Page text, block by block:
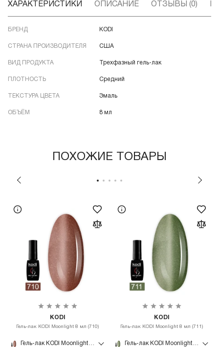
ХАРАКТЕРИСТИКИ ОПИСАНИЕ ОТЗЫВЫ (0)
БРЕНД KODI
СТРАНА ПРОИЗВОДИТЕЛЯ США
ВИД ПРОДУКТА Трехфазный гель-лак
ПЛОТНОСТЬ Средний
ТЕКСТУРА ЦВЕТА Эмаль
ОБЪЁМ 8 мл
ПОХОЖИЕ ТОВАРЫ
KODI
Гель-лак KODI Moonlight 8 мл (710)
Гель-лак KODI Moonlight 8 мл (710)
KODI
Гель-лак KODI Moonlight 8 мл (711)
Гель-лак KODI Moonlight 8 мл (711)